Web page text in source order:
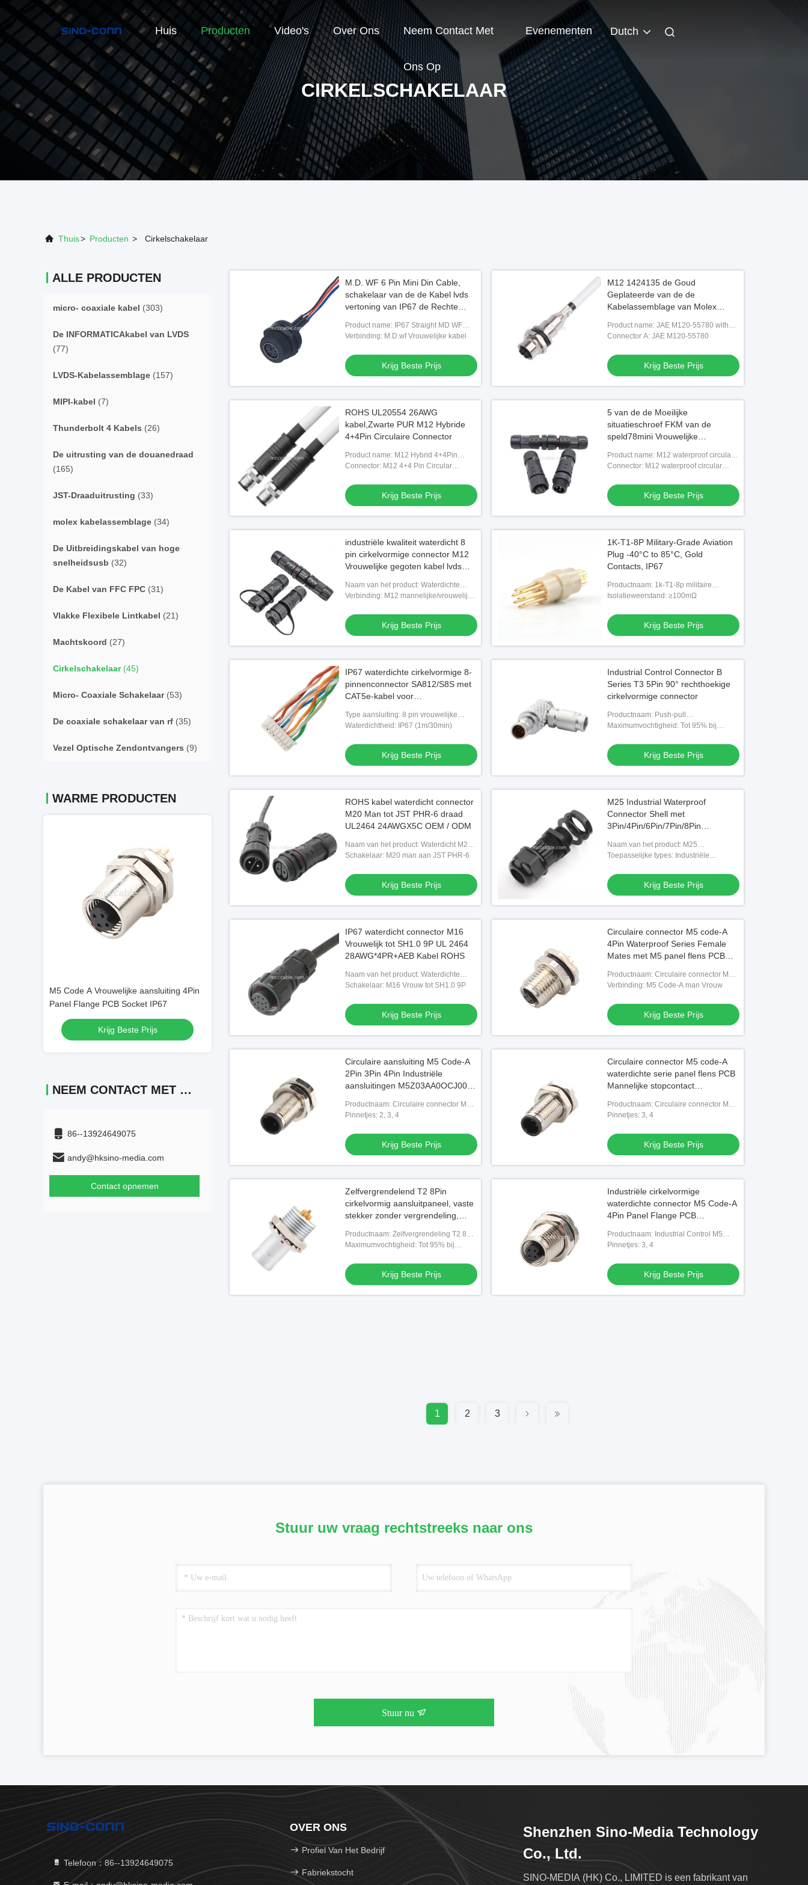
Huis Producten Video's Over Ons Neem Contact Met
Ons Op
Evenementen Dutch
CIRKELSCHAKELAAR
Thuis> Producten > Cirkelschakelaar
ALLE PRODUCTEN
micro- coaxiale kabel (303)
De INFORMATICAkabel van LVDS
(77)
LVDS-Kabelassemblage (157)
MIPI-kabel (7)
Thunderbolt 4 Kabels (26)
De uitrusting van de douanedraad
(165)
JST-Draaduitrusting (33)
molex kabelassemblage (34)
De Uitbreidingskabel van hoge
snelheidsusb (32)
De Kabel van FFC FPC (31)
Vlakke Flexibele Lintkabel (21)
Machtskoord (27)
Cirkelschakelaar(45)
Micro- Coaxiale Schakelaar(53)
De coaxiale schakelaar van rf (35)
Vezel Optische Zendontvangers (9)
WARME PRODUCTEN
M5 Code A Vrouwelijke aansluiting 4Pin
Panel Flange PCB Socket IP67
Krijg Beste Prijs
M5 Code A Vrouwelijke aansluiting 4Pin
Panel Flange PCB Socket IP67
NEEM CONTACT MET ONS OP
86--13924649075
andy@hksino-media.com
Contact opnemen
M.D. WF 6 Pin Mini Din Cable,
schakelaar van de de Kabel lvds
vertoning van IP67 de Rechte
Product name: IP67 Straight MD WF
Female Mini Din ISOBUS Connector
Verbinding: M.D.wf Vrouwelijke kabel
Krijg Beste Prijs
M12 1424135 de Goud
Geplateerde van de de
Kabelassemblage van Molex
Eindclik
Product name: JAE M120-55780 with
with PHOENIX M12 1424135
Connector A: JAE M120-55780
Krijg Beste Prijs
ROHS UL20554 26AWG
kabel,Zwarte PUR M12 Hybride
4+4Pin Circulaire Connector
Product name: M12 Hybrid 4+4Pin
Circular connector
Connector: M12 4+4 Pin Circular
Krijg Beste Prijs
5 van de de Moeilijke
situatieschroef FKM van de
speld78mini Vrouwelijke
bekwame Assemblage
Product name: M12 waterproof circular
connector
Connector: M12 waterproof circular
Krijg Beste Prijs
industriële kwaliteit waterdicht 8
pin cirkelvormige connector M12
Vrouwelijke gegoten kabel lvds
Naam van het product: Waterdichte
cirkelvormige aansluitingen M12 kabel
Verbinding: M12 mannelijke/vrouwelijke
Krijg Beste Prijs
1K-T1-8P Military-Grade Aviation
Plug -40°C to 85°C, Gold
Contacts, IP67
Productnaam: 1k-T1-8p militaire
luchtvaart
Isolatieweerstand: ≥100mΩ
Krijg Beste Prijs
IP67 waterdichte cirkelvormige 8-
pinnenconnector SA812/S8S met
CAT5e-kabel voor
Type aansluiting: 8 pin vrouwelijke
soldeerkop
Waterdichtheid: IP67 (1m/30min)
Krijg Beste Prijs
Industrial Control Connector B
Series T3 5Pin 90° rechthoekige
cirkelvormige connector
Productnaam: Push-pull
zelfvergrendelende T3 5Pin
Maximumvochtigheid: Tot 95% bij
Krijg Beste Prijs
ROHS kabel waterdicht connector
M20 Man tot JST PHR-6 draad
UL2464 24AWGX5C OEM / ODM
Naam van het product: Waterdicht M20
mannetje naar JST PHR-6
Schakelaar: M20 man aan JST PHR-6
Krijg Beste Prijs
M25 Industrial Waterproof
Connector Shell met
3Pin/4Pin/6Pin/7Pin/8Pin
Processing OEM/ODM
Naam van het product: M25
verbindingsschelp
Toepasselijke types: Industriële
automatiseringsapparatuur,
cirkelvormige waterdichte connectoren
Krijg Beste Prijs
IP67 waterdicht connector M16
Vrouwelijk tot SH1.0 9P UL 2464
28AWG*4PR+AEB Kabel ROHS
Naam van het product: Waterdichte
aansluiting M16 Vrouwelijke tot SH1.0
Schakelaar: M16 Vrouw tot SH1.0 9P
Krijg Beste Prijs
Circulaire connector M5 code-A
4Pin Waterproof Series Female
Mates met M5 panel flens PCB
Productnaam: Circulaire connector M5
code-A Vrouwelijk
Verbinding: M5 Code-A man Vrouw
Krijg Beste Prijs
Circulaire aansluiting M5 Code-A
2Pin 3Pin 4Pin Industriële
aansluitingen M5Z03AA0OCJ009-
Productnaam: Circulaire connector M5
code-A
Pinnetjes: 2, 3, 4
Krijg Beste Prijs
Circulaire connector M5 code-A
waterdichte serie panel flens PCB
Mannelijke stopcontact
aanpassing IP67
Productnaam: Circulaire connector M5
code-A
Pinnetjes: 3, 4
Krijg Beste Prijs
Zelfvergrendelend T2 8Pin
cirkelvormig aansluitpaneel, vaste
stekker zonder vergrendeling,
Productnaam: Zelfvergrendeling T2 8Pin
cirkelvormige aansluiting
Maximumvochtigheid: Tot 95% bij
Krijg Beste Prijs
Industriële cirkelvormige
waterdichte connector M5 Code-A
4Pin Panel Flange PCB
Productnaam: Industrial Control M5
code-A vrouwelijke 4pin
Pinnetjes: 3, 4
Krijg Beste Prijs
1 2 3
Stuur uw vraag rechtstreeks naar ons
Stuur nu
Telefoon：86--13924649075
OVER ONS
Profiel Van Het Bedrijf
Fabriekstocht
Shenzhen Sino-Media Technology
Co., Ltd.
SINO-MEDIA (HK) Co., LIMITED is een fabrikant van